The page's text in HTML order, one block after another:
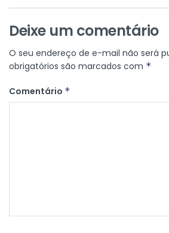
Deixe um comentário
O seu endereço de e-mail não será
obrigatórios são marcados com *
Comentário *